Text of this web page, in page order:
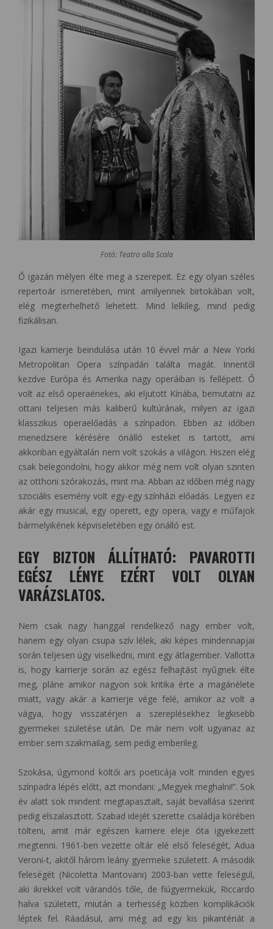
Fotó: Teatro alla Scala
Ő igazán mélyen élte meg a szerepeit. Ez egy olyan széles
repertoár ismeretében, mint amilyennek birtokában volt,
elég megterhelhető lehetett. Mind lelkileg, mind pedig
fizikálisan.
Igazi karrierje beindulása után 10 évvel már a New Yorki
Metropolitan Opera színpadán találta magát. Innentől
kezdve Európa és Amerika nagy operáiban is fellépett. Ő
volt az első operaénekes, aki eljutott Kínába, bemutatni az
ottani teljesen más kaliberű kultúrának, milyen az igazi
klasszikus operaelőadás a színpadon. Ebben az időben
menedzsere kérésére önálló esteket is tartott, ami
akkoriban egyáltalán nem volt szokás a világon. Hiszen elég
csak belegondolni, hogy akkor még nem volt olyan szinten
az otthoni szórakozás, mint ma. Abban az időben még nagy
szociális esemény volt egy-egy színházi előadás. Legyen ez
akár egy musical, egy operett, egy opera, vagy e műfajok
bármelyikének képviseletében egy önálló est.
EGY BIZTON ÁLLÍTHATÓ: PAVAROTTI
EGÉSZ LÉNYE EZÉRT VOLT OLYAN
VARÁZSLATOS.
Nem csak nagy hanggal rendelkező nagy ember volt,
hanem egy olyan csupa szív lélek, aki képes mindennapjai
során teljesen úgy viselkedni, mint egy átlagember. Vallotta
is, hogy karrierje során az egész felhajtást nyűgnek élte
meg, pláne amikor nagyon sok kritika érte a magánélete
miatt, vagy akár a karrierje vége felé, amikor az volt a
vágya, hogy visszatérjen a szereplésekhez legkisebb
gyermekei születése után. De már nem volt ugyanaz az
ember sem szakmailag, sem pedig emberileg.
Szokása, úgymond költői ars poeticája volt minden egyes
színpadra lépés előtt, azt mondani: „Megyek meghalni!”. Sok
év alatt sok mindent megtapasztalt, saját bevallása szerint
pedig elszalasztott. Szabad idejét szerette családja körében
tölteni, amit már egészen karriere eleje óta igyekezett
megtenni. 1961-ben vezette oltár elé első feleségét, Adua
Veroni-t, akitől három leány gyermeke született. A második
feleségét (Nicoletta Mantovani) 2003-ban vette feleségül,
aki ikrekkel volt várandós tőle, de fiúgyermekük, Riccardo
halva született, miután a terhesség közben komplikációk
léptek fel. Ráadásul, ami még ad egy kis pikantériát a